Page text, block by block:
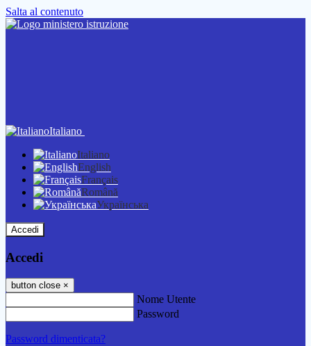
Salta al contenuto
Italiano
Italiano
English
Français
Română
Українська
Accedi
Accedi
button close ×
Nome Utente
Password
Password dimenticata?